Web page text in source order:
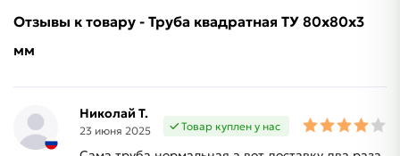
Отзывы к товару - Труба квадратная ТУ 80х80х3
мм
Николай Т.
23 июня 2025 Товар куплен у нас